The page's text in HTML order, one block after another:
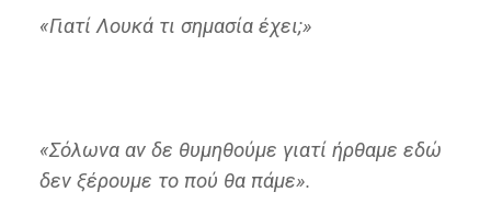
«Γιατί Λουκά τι σημασία έχει;»
«Σόλωνα αν δε θυμηθούμε γιατί ήρθαμε εδώ
δεν ξέρουμε το πού θα πάμε».